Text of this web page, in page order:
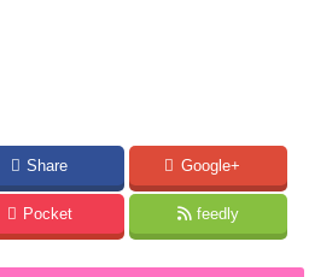
Share Google+
Pocket feedly